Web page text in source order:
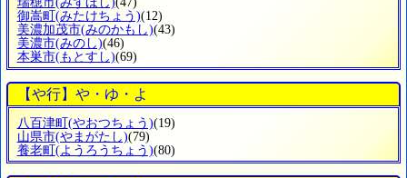
御嵩町 (みたけちょう)(12)
美濃加茂市(みのかもし)(43)
美濃市(みのし)(46)
本巣市(もとすし)(69)
【や行】や・ゆ・よ
八百津町(やおつちょう)(19)
山県市(やまがたし)(79)
養老町(ようろうちょう)(80)